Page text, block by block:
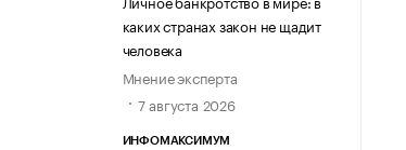
каких странах закон не щадит
человека
Мнение эксперта
7 августа 2026
ИНФОМАКСИМУМ